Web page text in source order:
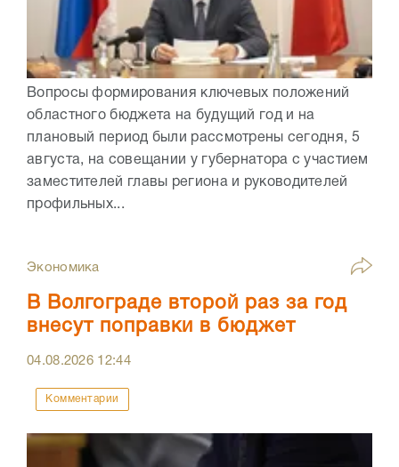
Вопросы формирования ключевых положений
областного бюджета на будущий год и на
плановый период были рассмотрены сегодня, 5
августа, на совещании у губернатора с участием
заместителей главы региона и руководителей
профильных...
Экономика
В Волгограде второй раз за год
внесут поправки в бюджет
04.08.2026 12:44
Комментарии